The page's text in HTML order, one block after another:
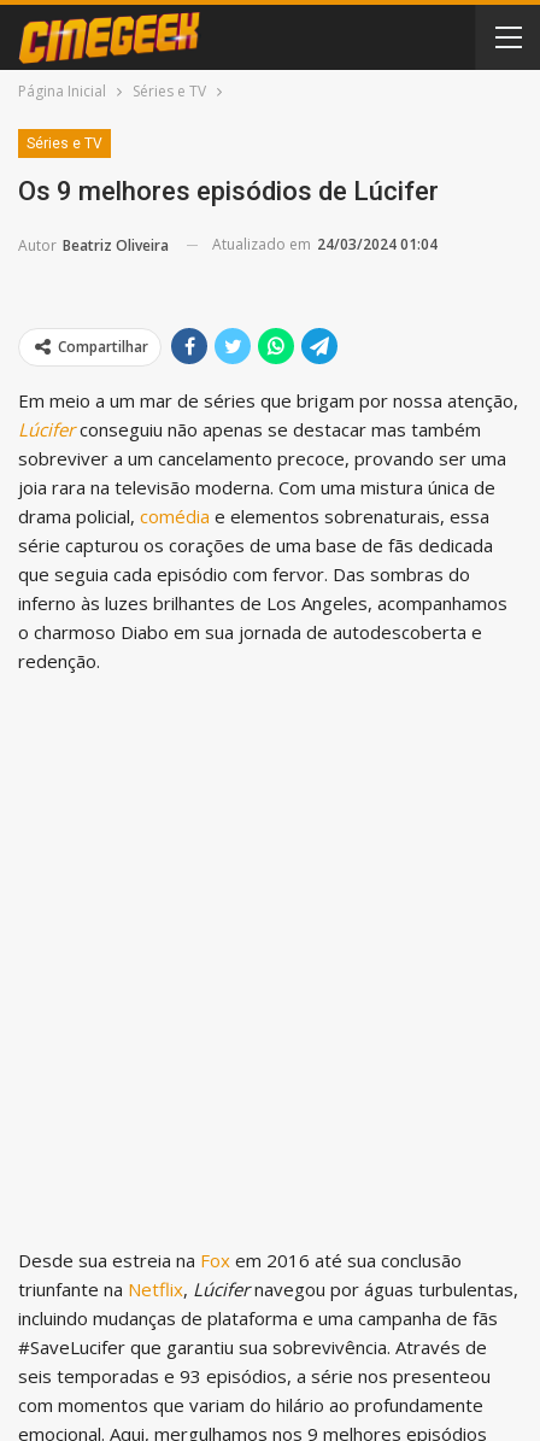
Página Inicial Séries e TV
Séries e TV
Os 9 melhores episódios de Lúcifer
Autor Beatriz Oliveira Atualizado em 24/03/2024 01:04
Compartilhar
Em meio a um mar de séries que brigam por nossa atenção,
Lúciferconseguiu não apenas se destacar mas também
sobreviver a um cancelamento precoce, provando ser uma
joia rara na televisão moderna. Com uma mistura única de
drama policial, comédia e elementos sobrenaturais, essa
série capturou os corações de uma base de fãs dedicada
que seguia cada episódio com fervor. Das sombras do
inferno às luzes brilhantes de Los Angeles, acompanhamos
o charmoso Diabo em sua jornada de autodescoberta e
redenção.
Desde sua estreia na Fox em 2016 até sua conclusão
triunfante na Netflix, Lúcifernavegou por águas turbulentas,
incluindo mudanças de plataforma e uma campanha de fãs
#SaveLucifer que garantiu sua sobrevivência. Através de
seis temporadas e 93 episódios, a série nos presenteou
com momentos que variam do hilário ao profundamente
emocional. Aqui, mergulhamos nos 9 melhores episódios